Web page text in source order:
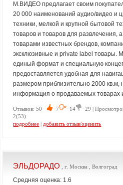
М.ВИДЕО предлагает своим
20 000 наименований аудио/видео и
техники, мелкой и крупной бытовой
товаров и товаров для развлечения,
товарами известных брендов,
эксклюзивные и private label
единый формат и специальную
предоставляется удобная для
размером приблизительно 2000 кв.м,
информация о продаваемых товарах
Отзывов: 50 −7 −14
−29 |
2(53)
подробнее | добавить отзыв/оценить
ЭЛЬДОРАДО , г. Москва , Волгоград
Средняя оценка: 1.6